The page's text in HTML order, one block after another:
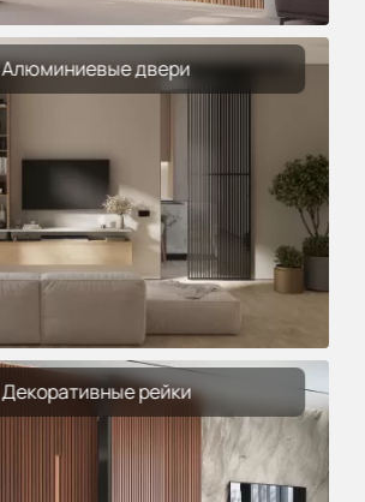
Алюминиевые двери
Декоративные рейки